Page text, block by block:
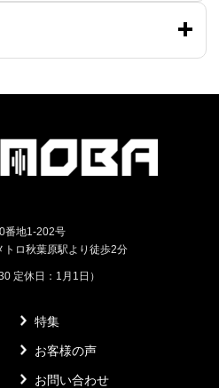
番地1-202号
ロ秋葉原駅より徒歩2分
定休日：1月1日）
特集
お客様の声
お問い合わせ